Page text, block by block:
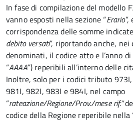
In fase di compilazione del modello
vanno esposti nella sezione “Erario
corrispondenza delle somme
debito versati”, riportando anche,
denominati, il codice atto e l’anno
“AAAA”) reperibili all’interno delle
Inoltre, solo per i codici tributo
981I, 982I, 983I e 984I, nel campo
“rateazione/Regione/Prov./mese rif.”
codice della Regione reperibile nella